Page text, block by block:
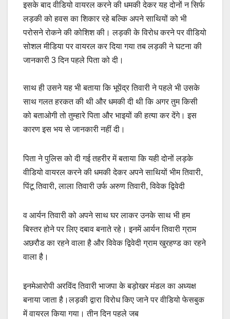
इसके बाद वीडियो वायरल करने की धमकी देकर यह दोनों न सिर्फ
लड़की को हवस का शिकार रहे बल्कि अपने साथियों को भी
परोसने रोकने की कोशिश की। लड़की के विरोध करने पर वीडियो
सोशल मीडिया पर वायरल कर दिया गया तब लड़की ने घटना की
जानकारी 3 दिन पहले पिता को दी।
साथ ही उसने यह भी बताया कि भूपेंद्र तिवारी ने पहले भी उसके
साथ गलत हरकत की थी और धमकी दी थी कि अगर तुम किसी
को बताओगी तो तुम्हारे पिता और भाइयों की हत्या कर देंगे। इस
कारण इस भय से जानकारी नहीं दी।
पिता ने पुलिस को दी गई तहरीर में बताया कि यही दोनों लड़के
वीडियो वायरल करने की धमकी देकर अपने साथियों भीम तिवारी,
पिंटू तिवारी, लाला तिवारी उर्फ अरुण तिवारी, विवेक द्विवेदी
व आर्यन तिवारी को अपने साथ घर लाकर उनके साथ भी हम
बिस्तर होने पर लिए दबाव बनाते रहे। इनमें आर्यन तिवारी ग्राम
अछरौड का रहने वाला है और विवेक द्विवेदी ग्राम खुरहण्ड का रहने
वाला है।
इनमेआरोपी अरविंद तिवारी भाजपा के बड़ोखर मंडल का अध्यक्ष
बनाया जाता है।लड़की द्वारा विरोध किए जाने पर वीडियो फेसबुक
में वायरल किया गया। तीन दिन पहले जब